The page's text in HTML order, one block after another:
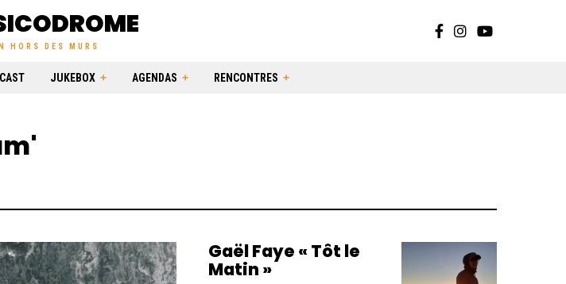
HORS DES MURS
JUKEBOX AGENDAS RENCONTRES
Gaël Faye « Tôt le
Matin »